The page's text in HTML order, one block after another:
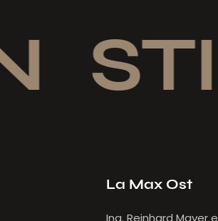
La Max Ost
Ing. Reinhard Mayer